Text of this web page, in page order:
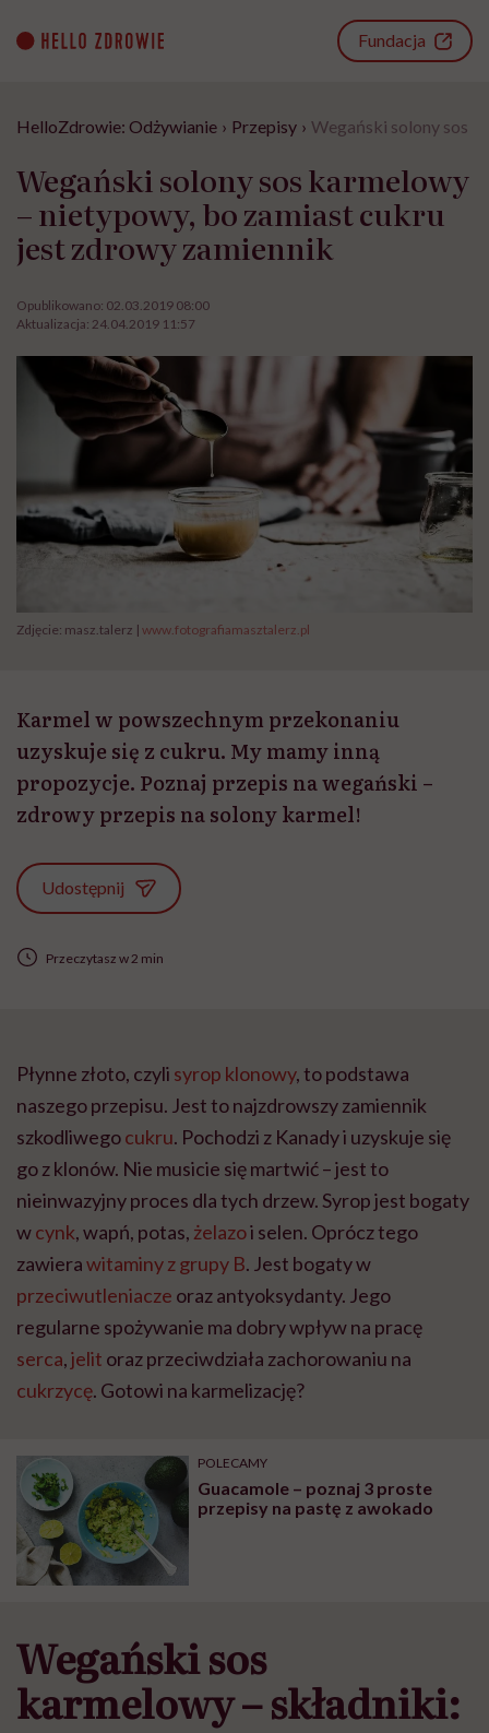
content
Fundacja
HelloZdrowie: Odżywianie › Przepisy › Wegański solony sos
Wegański solony sos karmelowy
– nietypowy, bo zamiast cukru
jest zdrowy zamiennik
Opublikowano: 02.03.2019 08:00
Aktualizacja: 24.04.2019 11:57
Zdjęcie: masz.talerz | www.fotografiamasztalerz.pl
Karmel w powszechnym przekonaniu
uzyskuje się z cukru. My mamy inną
propozycje. Poznaj przepis na wegański –
zdrowy przepis na solony karmel!
Udostępnij
Przeczytasz w 2 min
Płynne złoto, czyli syrop klonowy, to podstawa
naszego przepisu. Jest to najzdrowszy zamiennik
szkodliwegocukru. Pochodzi z Kanady i uzyskuje się
go z klonów. Nie musicie się martwić – jest to
nieinwazyjny proces dla tych drzew. Syrop jest bogaty
wcynk, wapń, potas,żelazoi selen. Oprócz tego
zawierawitaminy z grupy B. Jest bogaty w
przeciwutleniacze oraz antyoksydanty. Jego
regularne spożywanie ma dobry wpływ na pracę
serca,jelit oraz przeciwdziała zachorowaniu na
cukrzycę. Gotowi na karmelizację?
POLECAMY
Guacamole – poznaj 3 proste
przepisy na pastę z awokado
Wegański sos
karmelowy – składniki: